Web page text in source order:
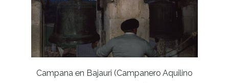
Campana en Bajauri (Campanero Aquilino